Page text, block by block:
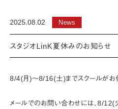
2025.08.02 News
スタジオLinK夏休みのお知らせ
8/4(月)〜8/16(土)までスクールがお
メールでのお問い合わせには、8/